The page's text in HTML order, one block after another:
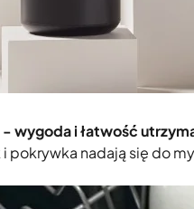
wygoda i łatwość
pokrywka nadają się do